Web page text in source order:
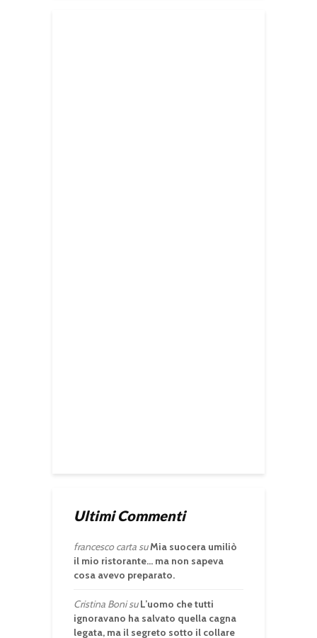
Ultimi Commenti
francesco cartasuMia suocera umiliò
il mio ristorante… ma non sapeva
cosa avevo preparato.
Cristina BonisuL’uomo che tutti
ignoravano ha salvato quella cagna
legata, ma il segreto sotto il collare